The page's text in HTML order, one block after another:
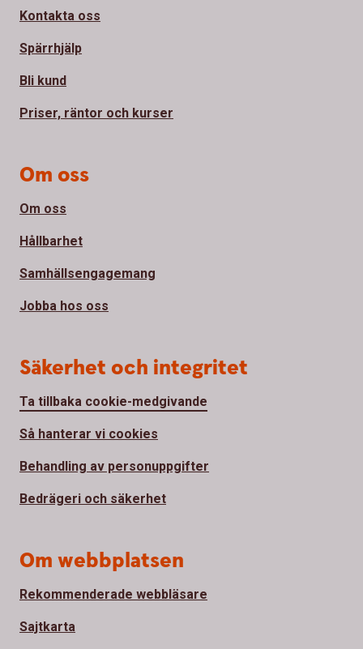
Kontakta oss
Spärrhjälp
Bli kund
Priser, räntor och kurser
Om oss
Om oss
Hållbarhet
Samhällsengagemang
Jobba hos oss
Säkerhet och integritet
Ta tillbaka cookie-medgivande
Så hanterar vi cookies
Behandling av personuppgifter
Bedrägeri och säkerhet
Om webbplatsen
Rekommenderade webbläsare
Sajtkarta